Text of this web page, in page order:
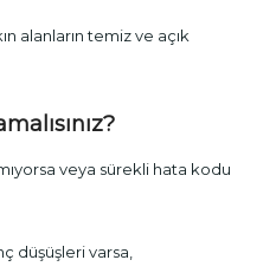
alanların temiz ve açık
veya sürekli hata kodu
düşüşleri varsa,